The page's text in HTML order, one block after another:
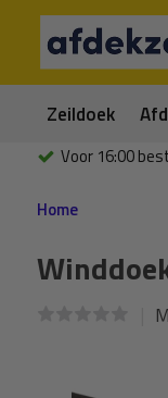
Zeildoek
Voor 16:00
Home